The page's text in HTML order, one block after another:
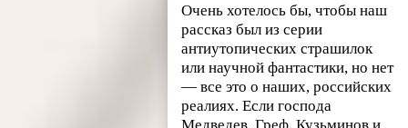
Очень хотелось бы, чтобы наш
рассказ был из серии
антиутопических страшилок
или научной фантастики, но нет
— все это о наших, российских
реалиях. Если господа